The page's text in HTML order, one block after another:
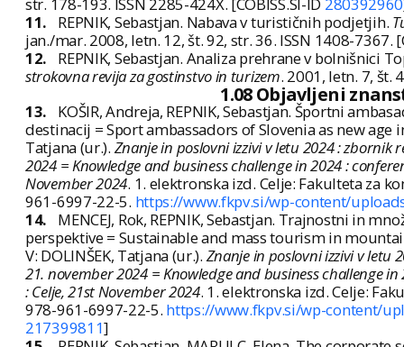
11.
REPNIK, Sebastjan. Nabava v turističnih podjetjih.
jan./mar. 2008, letn. 12, št. 92, str. 36. ISSN 1408-7367.
12.
REPNIK, Sebastjan. Analiza prehrane v bolnišnici
strokovna revija za gostinstvo in turizem. 2001, letn. 7, št.
1.08 Objavljeni
13.
KOŠIR, Andreja, REPNIK, Sebastjan. Športni
destinacij = Sport ambassadors of Slovenia as new
Tatjana (ur.). Znanje in poslovni izzivi v letu 2024 : zbornik
2024 = Knowledge and business challenge in 2024 :
November 2024. 1. elektronska izd. Celje: Fakulteta za
961-6997-22-5. https://www.fkpv.si/wp-content/
14.
MENCEJ, Rok, REPNIK, Sebastjan. Trajnostni in
perspektive = Sustainable and mass tourism in
V: DOLINŠEK, Tatjana (ur.). Znanje in poslovni izzivi v letu
21. november 2024 = Knowledge and business challenge
: Celje, 21st November 2024. 1. elektronska izd. Celje:
978-961-6997-22-5. https://www.fkpv.si/wp-content/
217399811]